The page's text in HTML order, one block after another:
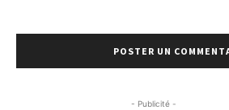
- Publicité -